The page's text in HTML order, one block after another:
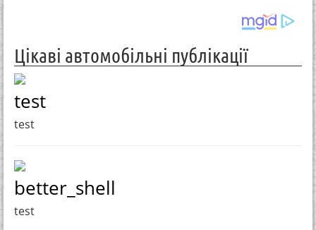
Цікаві автомобільні публікації
test
test
better_shell
test